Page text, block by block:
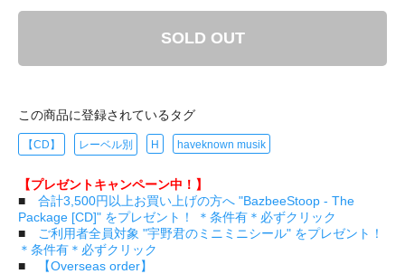
SOLD OUT
この商品に登録されているタグ
【CD】 レーベル別 H haveknown musik
【プレゼントキャンペーン中！】
■ 合計3,500円以上お買い上げの方へ "BazbeeStoop - The
Package [CD]" をプレゼント！ ＊条件有＊必ずクリック
■
ご利用者全員対象 "宇野君のミニミニシール" をプレゼント！
＊条件有＊必ずクリック
■
【Overseas order】